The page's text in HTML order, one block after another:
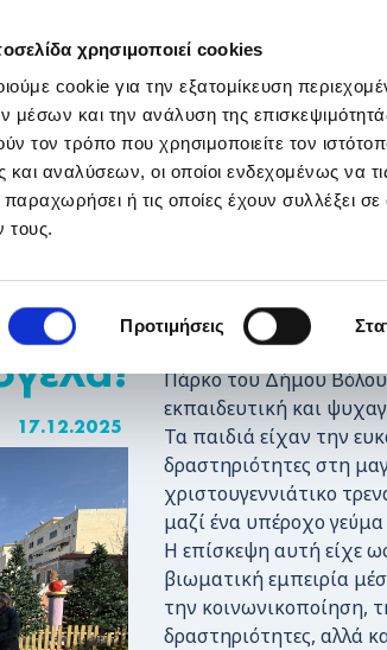
χρησιμοποιεί cookies
cookie για την εξατομίκευση
μέσων και την ανάλυση της
τον τρόπο που χρησιμοποιείτε τον
και αναλύσεων, οι οποίοι ενδεχομένως να
παραχωρήσει ή τις οποίες έχουν συλλέξει
τους.
Προτιμήσεις
ΣΤΗΡΙΞΕ ΜΑΣ
εκδρομή γεμάτη χαμόγελα!
17.12.2025
Την Τετάρτη 17
τους και την
Πάρκο του Δήμου
εκπαιδευτική και
Τα παιδιά είχαν την
δραστηριότητες στη
χριστουγεννιάτικο
μαζί ένα υπέροχο
Η επίσκεψη αυτή είχε
βιωματική εμπειρία
την κοινωνικοποίηση,
δραστηριότητες, αλλά